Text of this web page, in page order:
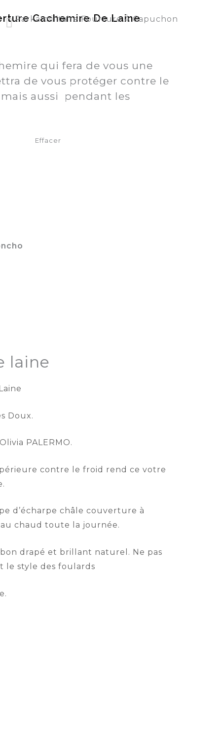
Cachemire De Laine
Parka militaire Fourrure À Capuchon
qui fera de vous une
de vous protéger contre le
aussi pendant les
Effacer
laine
Doux.
PALERMO.
contre le froid rend ce votre
d’écharpe châle couverture à
chaud toute la journée.
bon drapé et brillant naturel. Ne pas
le style des foulards